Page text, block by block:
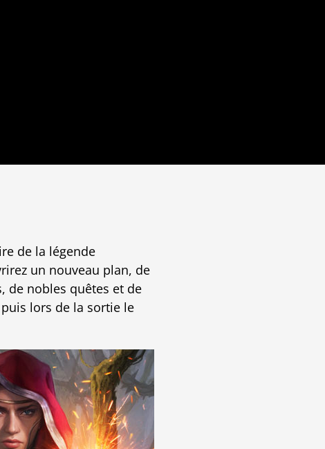
de la légende
un nouveau plan, de
de nobles quêtes et de
lors de la sortie le